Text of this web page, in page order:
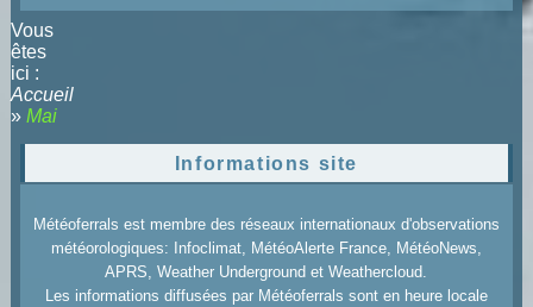
Vous
êtes
ici :
Accueil
» Mai
Informations site
Météoferrals est membre des réseaux internationaux d'observations
météorologiques: Infoclimat, MétéoAlerte France, MétéoNews,
APRS, Weather Underground et Weathercloud.
Les informations diffusées par Météoferrals sont en heure locale